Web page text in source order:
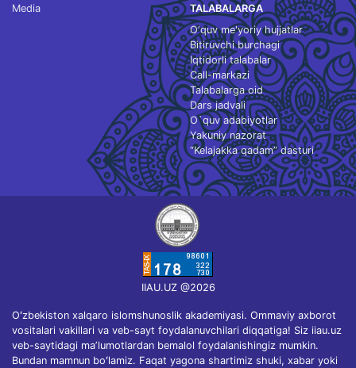
Media
TALABALARGA
O‘quv me'yoriy hujjatlar
Bitiruvchi burchagi
Iqtidorli talabalar
Call-markazi
Talabalarga oid
Dars jadvali
O`quv adabiyotlar
Yakuniy nazorat
“Kelajakka qadam” dasturi
IIAU.UZ @2026
Oʻzbekiston xalqaro islomshunoslik akademiyasi. Ommaviy axborot
vositalari vakillari va veb-sayt foydalanuvchilari diqqatiga! Siz iiau.uz
veb-saytidagi maʼlumotlardan bemalol foydalanishingiz mumkin.
Bundan mamnun boʻlamiz. Faqat yagona shartimiz shuki, xabar yoki